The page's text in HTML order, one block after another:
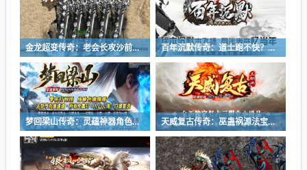
金龙超变传奇：老会长攻沙前必做三件事，教你有备而战 百年沉默传奇：道士跑不快？战士法师这么打准能赢！
梦回梁山传奇：灵蕴神器角色死亡后是否会掉落？ 天威复古传奇：巫蛊祸源法宝基础属性与特殊效果